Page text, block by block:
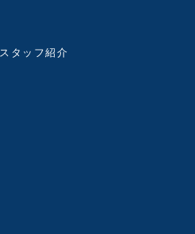
スタッフ紹介